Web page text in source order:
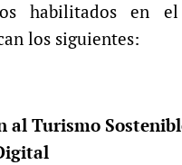
habilitados en el
los siguientes:
al Turismo